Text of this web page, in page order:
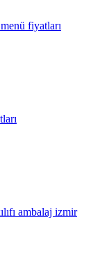
fiyatları
ambalaj izmir